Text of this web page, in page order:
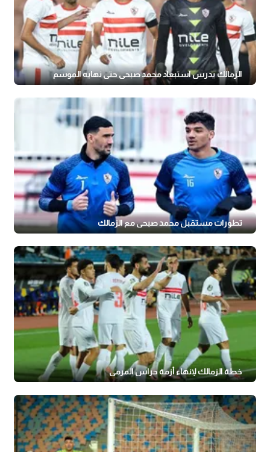
الزمالك يدرس استبعاد محمد صبحي حتى نهاية الموسم
تطورات مستقبل محمد صبحي مع الزمالك
خطة الزمالك لإنهاء أزمة حراس المرمى